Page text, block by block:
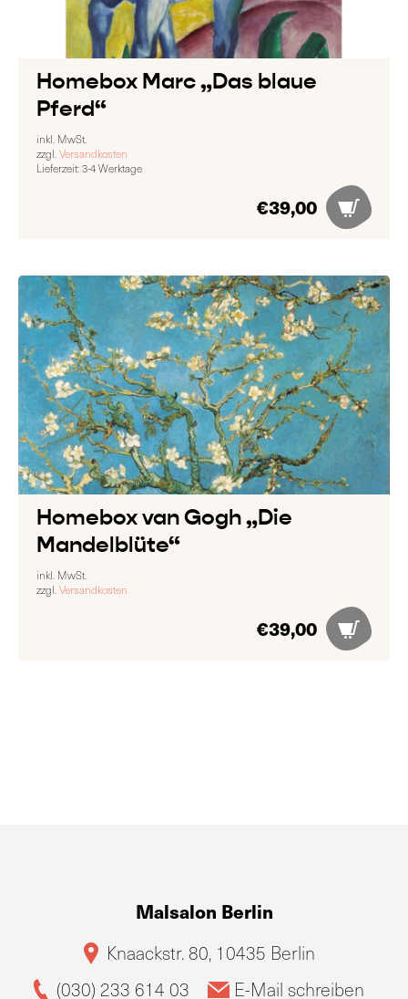
Homebox Marc „Das blaue
Pferd“
€39,00
inkl. MwSt.
zzgl. Versandkosten
Lieferzeit:3-4 Werktage
Homebox van Gogh „Die
Mandelblüte“
€39,00
inkl. MwSt.
zzgl. Versandkosten
Malsalon Berlin
Knaackstr. 80, 10435 Berlin
(030) 233 614 03
E-Mail schreiben